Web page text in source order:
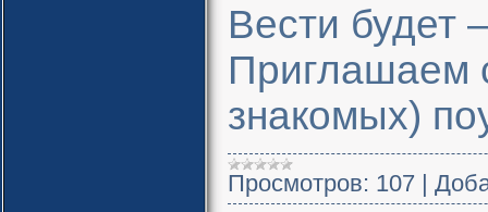
Вести будет
Приглашаем
знакомых)
Просмотров: 107